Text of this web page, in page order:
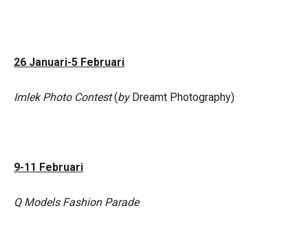
26 Januari-5 Februari
Imlek Photo Contest(by Dreamt Photography)
9-11 Februari
Q Models Fashion Parade